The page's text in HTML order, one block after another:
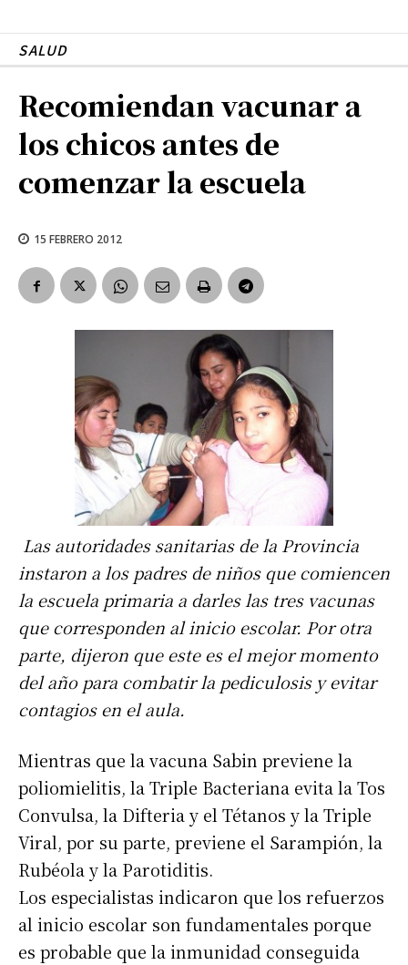
SALUD
Recomiendan vacunar a
los chicos antes de
comenzar la escuela
15 FEBRERO 2012
Las autoridades sanitarias de la Provincia
instaron a los padres de niños que comiencen
la escuela primaria a darles las tres vacunas
que corresponden al inicio escolar. Por otra
parte, dijeron que este es el mejor momento
del año para combatir la pediculosis y evitar
contagios en el aula.
Mientras que la vacuna Sabin previene la
poliomielitis, la Triple Bacteriana evita la Tos
Convulsa, la Difteria y el Tétanos y la Triple
Viral, por su parte, previene el Sarampión, la
Rubéola y la Parotiditis.
Los especialistas indicaron que los refuerzos
al inicio escolar son fundamentales porque
es probable que la inmunidad conseguida